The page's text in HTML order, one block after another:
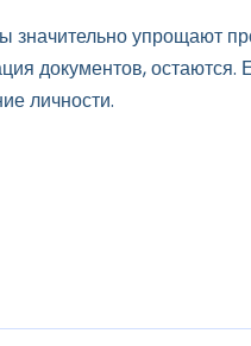
упрощают
документов,
личности.